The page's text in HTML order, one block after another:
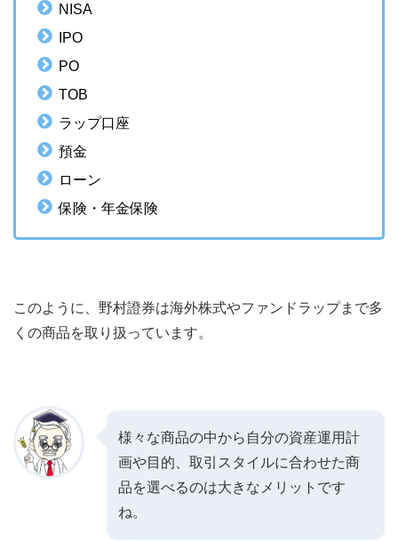
NISA
IPO
PO
TOB
ラップ口座
預金
ローン
保険・年金保険
このように、野村證券は海外株式やファンドラップまで多
くの商品を取り扱っています。
様々な商品の中から自分の資産運用計
画や目的、取引スタイルに合わせた商
品を選べるのは大きなメリットです
ね。